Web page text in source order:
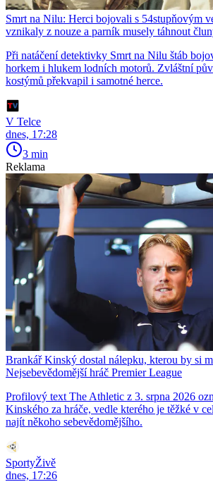
Smrt na Nilu: Herci bojovali s 54stupňovým
vznikaly z nouze a parník musely táhnout
Při natáčení detektivky Smrt na Nilu štáb
horkem i hlukem lodních motorů. Zvláštní
kostýmů překvapil i samotné herce.
V Telce
dnes, 17:28
3 min
Reklama
Brankář Kinský dostal nálepku, kterou by si
Nejsebevědomější hráč Premier League
Profilový text The Athletic z 3. srpna 2026
Kinského za hráče, vedle kterého je těžké v
najít někoho sebevědomějšího.
SportyŽivě
dnes, 17:26